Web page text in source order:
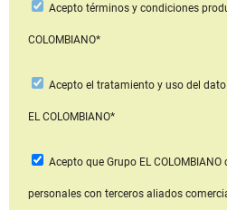
Aceptotérminos y condiciones
COLOMBIANO*
Acepto el tratamiento y uso del
EL COLOMBIANO*
Acepto que Grupo EL COLOMBIANO
personales con terceros aliados